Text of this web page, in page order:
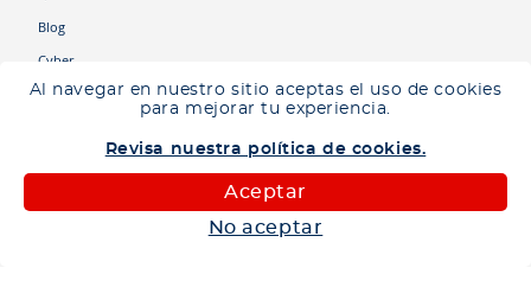
Al navegar en nuestro sitio aceptas el uso de cookies
para mejorar tu experiencia.
Revisa nuestra política de cookies.
Aceptar
No aceptar
Blog
Cyber